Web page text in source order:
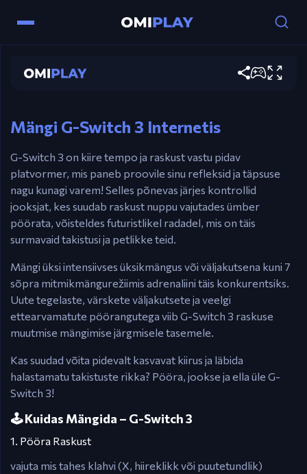
G-Switch 3
Mängi G-Switch 3 Internetis
G-Switch 3 on kiire tempo ja raskust vastu pidav
platvormer, mis paneb proovile sinu refleksid ja täpsuse
nagu kunagi varem! Selles põnevas järjes kontrollid
jooksjat, kes suudab raskust nuppu vajutades ümber
pöörata, võisteldes futuristlikel radadel, mis on täis
surmavaid takistusi ja petlikke teid.
Mängi üksi intensiivses üksikmängus või väljakutsena kuni 7
sõpra mitmikmängurežiimis adrenaliini täis konkurentsiks.
Uute tegelaste, värskete väljakutsete ja veelgi
ettearvamatute pöörangutega viib G-Switch 3 raskuse
muutmise mängimise järgmisele tasemele.
Kas suudad võita pidevalt kasvavat kiirus ja läbida
halastamatu takistuste rikka? Pööra, jookse ja ella üle G-
Switch 3!
🕹️ Kuidas Mängida – G-Switch 3
1. Pööra Raskust
vajuta mis tahes klahvi (X, hiireklikk või puutetundlik)